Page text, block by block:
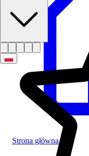
Strona główna